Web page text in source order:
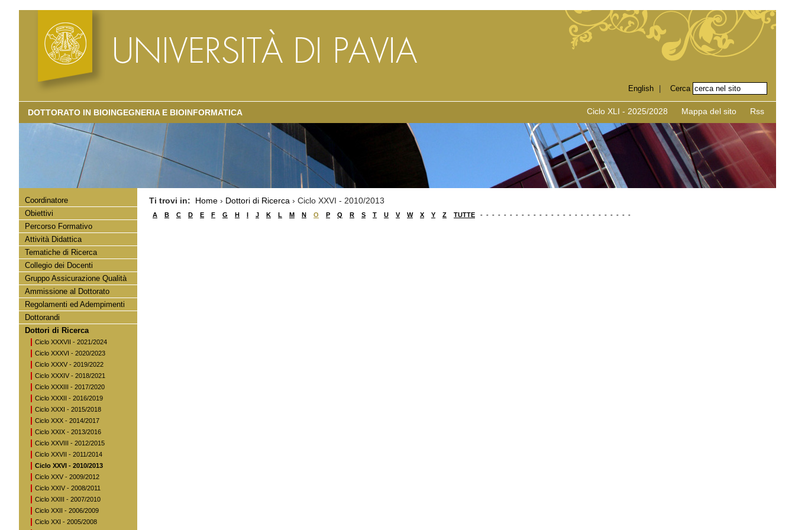
English
DOTTORATO IN BIOINGEGNERIA E BIOINFORMATICA Ciclo XLI - 2025/2028 Mappa del sito Rss
Coordinatore
Obiettivi
Percorso Formativo
Attività Didattica
Tematiche di Ricerca
Collegio dei Docenti
Gruppo Assicurazione Qualità
Ammissione al Dottorato
Regolamenti ed Adempimenti
Dottorandi
Dottori di Ricerca
Ciclo XXXVII - 2021/2024
Ciclo XXXVI - 2020/2023
Ciclo XXXV - 2019/2022
Ciclo XXXIV - 2018/2021
Ciclo XXXIII - 2017/2020
Ciclo XXXII - 2016/2019
Ciclo XXXI - 2015/2018
Ciclo XXX - 2014/2017
Ciclo XXIX - 2013/2016
Ciclo XXVIII - 2012/2015
Ciclo XXVII - 2011/2014
Ciclo XXVI - 2010/2013
Ciclo XXV - 2009/2012
Ciclo XXIV - 2008/2011
Ciclo XXIII - 2007/2010
Ciclo XXII - 2006/2009
Ciclo XXI - 2005/2008
Ti trovi in: Home › Dottori di Ricerca › Ciclo XXVI - 2010/2013
A -
B -
C -
D -
E -
F -
G -
H -
I -
J -
K -
L -
M -
N -
O -
P -
Q -
R -
S -
T -
U -
V -
W -
X -
Y -
Z -
TUTTE